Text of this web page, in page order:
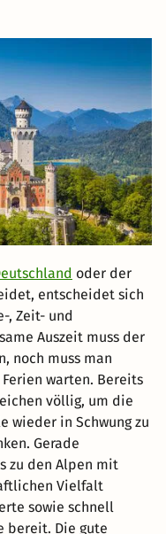
oder der
entscheidet sich
, Zeit- und
Auszeit muss der
noch muss man
warten. Bereits
völlig, um die
wieder in Schwung zu
Gerade
zu den Alpen mit
Vielfalt
sowie schnell
bereit. Die gute